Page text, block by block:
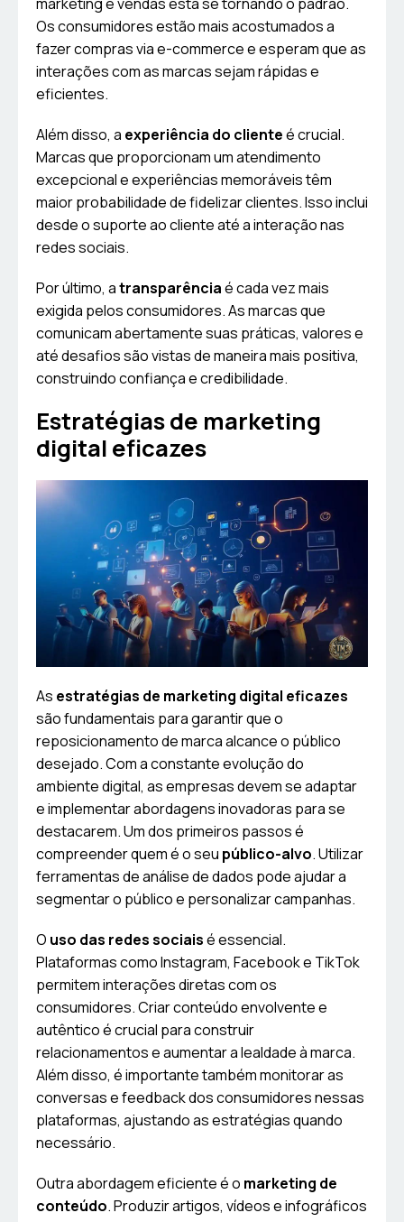
Os consumidores estão mais acostumados a
fazer compras via e-commerce e esperam que as
interações com as marcas sejam rápidas e
eficientes.
Além disso, a experiência do clienteé crucial.
Marcas que proporcionam um atendimento
excepcional e experiências memoráveis têm
maior probabilidade de fidelizar clientes. Isso inclui
desde o suporte ao cliente até a interação nas
redes sociais.
Por último, atransparênciaé cada vez mais
exigida pelos consumidores. As marcas que
comunicam abertamente suas práticas, valores e
até desafios são vistas de maneira mais positiva,
construindo confiança e credibilidade.
Estratégias de marketing
digital eficazes
As estratégias de marketing digital eficazes
são fundamentais para garantir que o
reposicionamento de marca alcance o público
desejado. Com a constante evolução do
ambiente digital, as empresas devem se adaptar
e implementar abordagens inovadoras para se
destacarem. Um dos primeiros passos é
compreender quem é o seu público-alvo. Utilizar
ferramentas de análise de dados pode ajudar a
segmentar o público e personalizar campanhas.
O uso das redes sociaisé essencial.
Plataformas como Instagram, Facebook e TikTok
permitem interações diretas com os
consumidores. Criar conteúdo envolvente e
autêntico é crucial para construir
relacionamentos e aumentar a lealdade à marca.
Além disso, é importante também monitorar as
conversas e feedback dos consumidores nessas
plataformas, ajustando as estratégias quando
necessário.
Outra abordagem eficiente é o marketing de
conteúdo. Produzir artigos, vídeos e infográficos